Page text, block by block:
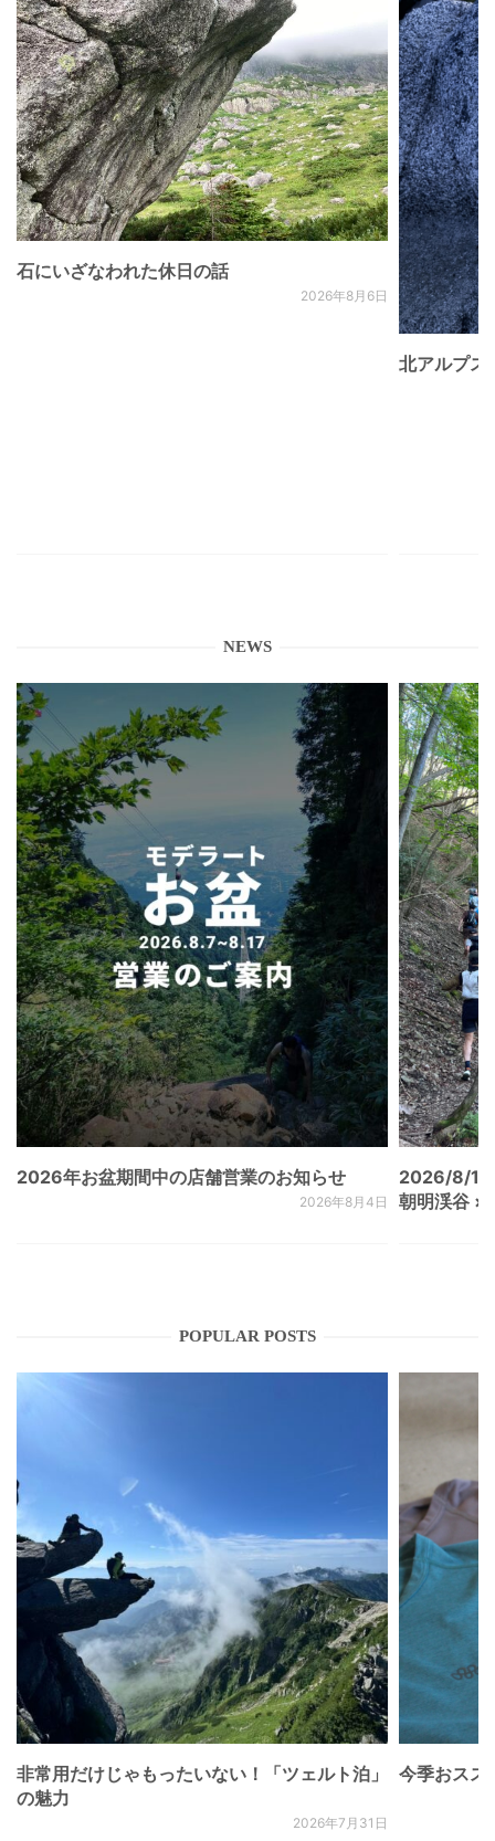
石にいざなわれた休日の話
2026年8月6日
北アルプ
NEWS
2026年お盆期間中の店舗営業のお知らせ
2026年8月4日
2026/8/
朝明渓谷 ×
POPULAR POSTS
非常用だけじゃもったいない！「ツェルト泊」
の魅力
2026年7月31日
今季おスス